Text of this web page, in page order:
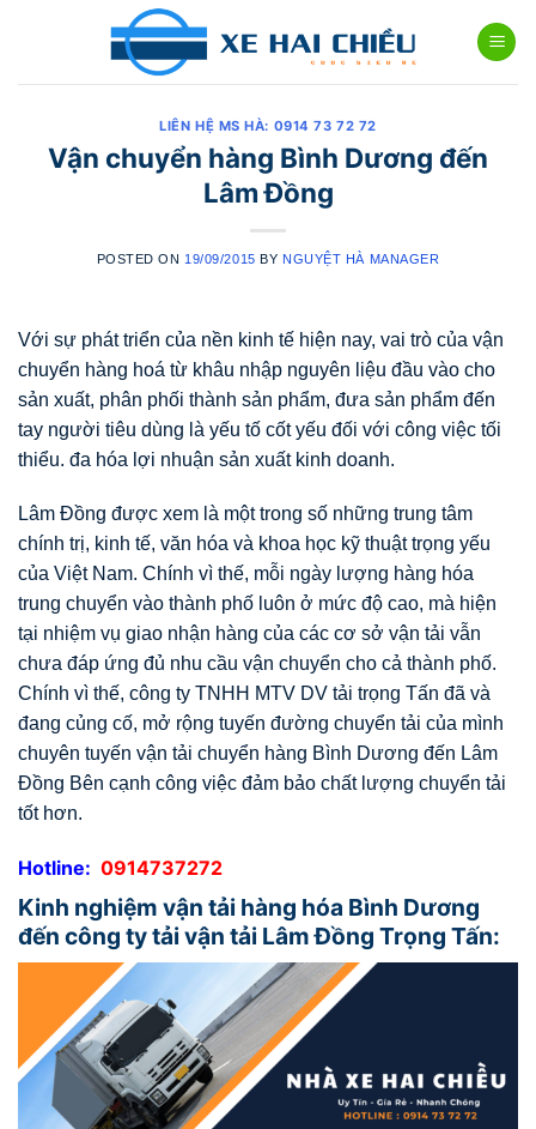
LIÊN HỆ MS HÀ: 0914 73 72 72
Vận chuyển hàng Bình Dương đến
Lâm Đồng
POSTED ON 19/09/2015 BY NGUYỆT HÀ MANAGER
Với sự phát triển của nền kinh tế hiện nay, vai trò của vận
chuyển hàng hoá từ khâu nhập nguyên liệu đầu vào cho
sản xuất, phân phối thành sản phẩm, đưa sản phẩm đến
tay người tiêu dùng là yếu tố cốt yếu đối với công việc tối
thiểu. đa hóa lợi nhuận sản xuất kinh doanh.
Lâm Đồng được xem là một trong số những trung tâm
chính trị, kinh tế, văn hóa và khoa học kỹ thuật trọng yếu
của Việt Nam. Chính vì thế, mỗi ngày lượng hàng hóa
trung chuyển vào thành phố luôn ở mức độ cao, mà hiện
tại nhiệm vụ giao nhận hàng của các cơ sở vận tải vẫn
chưa đáp ứng đủ nhu cầu vận chuyển cho cả thành phố.
Chính vì thế, công ty TNHH MTV DV tải trọng Tấn đã và
đang củng cố, mở rộng tuyến đường chuyển tải của mình
chuyên tuyến vận tải chuyển hàng Bình Dương đến Lâm
Đồng Bên cạnh công việc đảm bảo chất lượng chuyển tải
tốt hơn.
Hotline: 0914737272
Kinh nghiệm vận tải hàng hóa Bình Dương
đến công ty tải vận tải Lâm Đồng Trọng Tấn: